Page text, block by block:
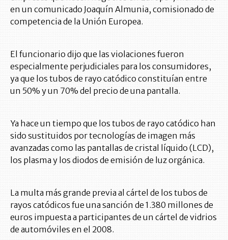
en un comunicado Joaquín Almunia, comisionado de
competencia de la Unión Europea.
El funcionario dijo que las violaciones fueron
especialmente perjudiciales para los consumidores,
ya que los tubos de rayo catódico constituían entre
un 50% y un 70% del precio de una pantalla.
Ya hace un tiempo que los tubos de rayo catódico han
sido sustituidos por tecnologías de imagen más
avanzadas como las pantallas de cristal líquido (LCD),
los plasma y los diodos de emisión de luz orgánica.
La multa más grande previa al cártel de los tubos de
rayos catódicos fue una sanción de 1.380 millones de
euros impuesta a participantes de un cártel de vidrios
de automóviles en el 2008.